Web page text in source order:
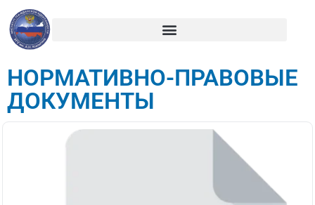
НОРМАТИВНО-ПРАВОВЫЕ
ДОКУМЕНТЫ